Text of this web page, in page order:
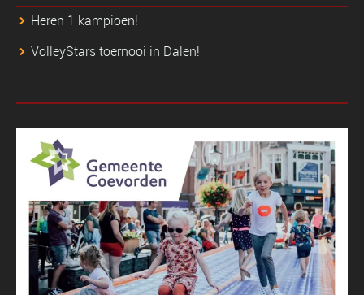
Heren 1 kampioen!
VolleyStars toernooi in Dalen!